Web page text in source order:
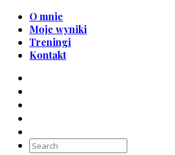
O mnie
Moje wyniki
Treningi
Kontakt